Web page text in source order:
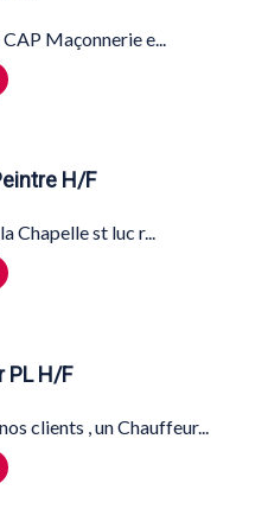
Maçonnerie e...
H/F
Chapelle st luc r...
PL H/F
clients , un Chauffeur...